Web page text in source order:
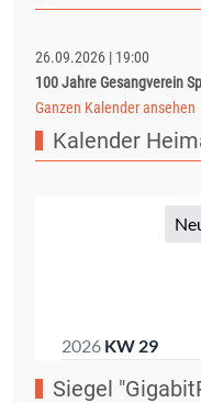
26.09.2026 | 19:00
100 Jahre Gesangverein
Ganzen Kalender ansehen
Kalender
Siegel